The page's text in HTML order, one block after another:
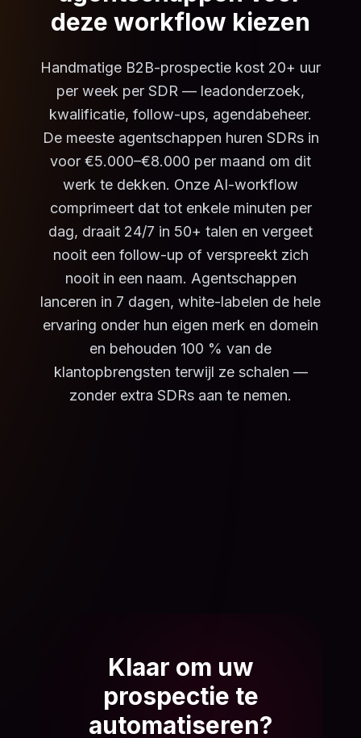
deze workflow kiezen
Handmatige B2B-prospectie kost 20+ uur
per week per SDR — leadonderzoek,
kwalificatie, follow-ups, agendabeheer.
De meeste agentschappen huren SDRs in
voor €5.000–€8.000 per maand om dit
werk te dekken. Onze AI-workflow
comprimeert dat tot enkele minuten per
dag, draait 24/7 in 50+ talen en vergeet
nooit een follow-up of verspreekt zich
nooit in een naam. Agentschappen
lanceren in 7 dagen, white-labelen de hele
ervaring onder hun eigen merk en domein
en behouden 100 % van de
klantopbrengsten terwijl ze schalen —
zonder extra SDRs aan te nemen.
Klaar om uw
prospectie te
automatiseren?